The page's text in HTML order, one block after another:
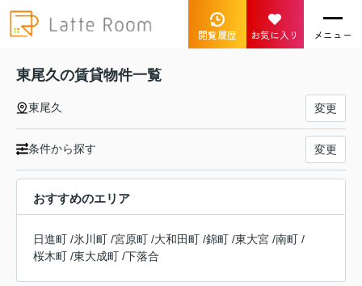
閲覧履歴 お気に入り メニュー
東尾久の賃貸物件一覧
東尾久 変更
条件から探す 変更
おすすめのエリア
日進町 /氷川町 /宮原町 /大和田町 /錦町 /東大宮 /南町 /
桜木町 /東大成町 /下落合